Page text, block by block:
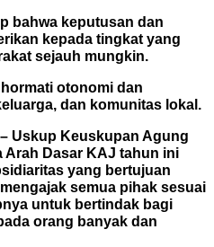
bahwa keputusan dan
kepada tingkat yang
sejauh mungkin.
otonomi dan
dan komunitas lokal.
Uskup Keuskupan Agung
Arah Dasar KAJ tahun ini
yang bertujuan
semua pihak sesuai
untuk bertindak bagi
orang banyak dan